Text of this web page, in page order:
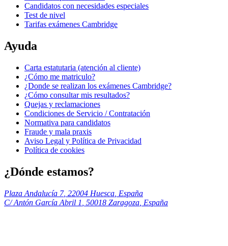
Candidatos con necesidades especiales
Test de nivel
Tarifas exámenes Cambridge
Ayuda
Carta estatutaria (atención al cliente)
¿Cómo me matriculo?
¿Donde se realizan los exámenes Cambridge?
¿Cómo consultar mis resultados?
Quejas y reclamaciones
Condiciones de Servicio / Contratación
Normativa para candidatos
Fraude y mala praxis
Aviso Legal y Política de Privacidad
Política de cookies
¿Dónde estamos?
Plaza Andalucía 7, 22004 Huesca España
C/ Antón García Abril 1 50018 Zaragoza España